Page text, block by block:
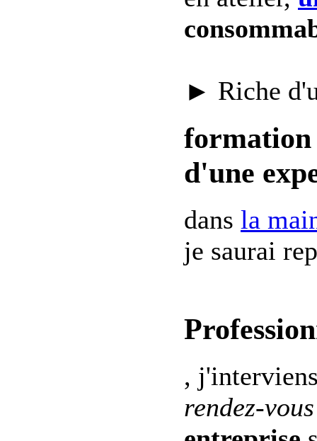
► Riche
formation
d'une
dans la
je saurai
,
rendez-